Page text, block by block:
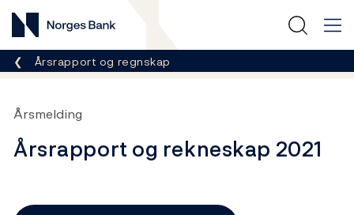
Norges Bank
Her er du nå:
Årsrapport og regnskap
Årsmelding
Årsrapport og rekneskap 2021